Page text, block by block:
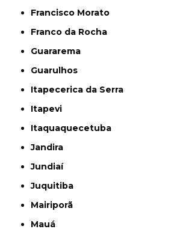
Francisco Morato
Franco da Rocha
Guararema
Guarulhos
Itapecerica da Serra
Itapevi
Itaquaquecetuba
Jandira
Jundiaí
Juquitiba
Mairiporã
Mauá